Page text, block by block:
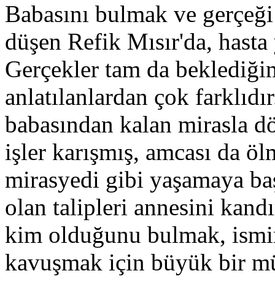
Babasını bulmak ve
düşen Refik Mısır'da, hasta
Gerçekler tam da
anlatılanlardan çok
babasından kalan mirasla
işler karışmış, amcası da
mirasyedi gibi yaşamaya
olan talipleri annesini
kim olduğunu bulmak,
kavuşmak için büyük bir